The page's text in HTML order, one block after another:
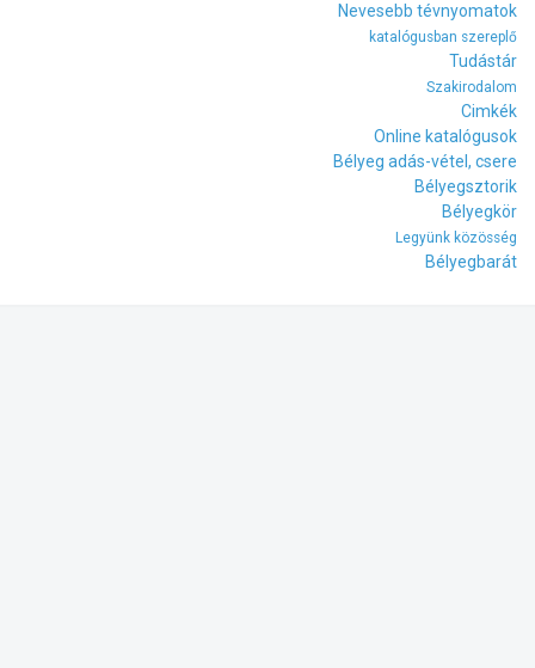
Nevesebb tévnyomatok
katalógusban szereplő
Tudástár
Szakirodalom
Cimkék
Online katalógusok
Bélyeg adás-vétel, csere
Bélyegsztorik
Bélyegkör
Legyünk közösség
Bélyegbarát